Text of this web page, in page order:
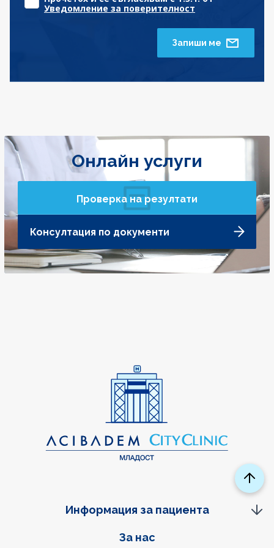
Уведомление за поверителност
Запиши ме
Онлайн услуги
Проверка на резултати
Консултация по документи
Фуутер навигация
За нас
Информация за пациента